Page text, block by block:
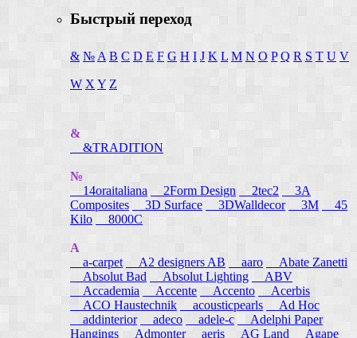
Быстрый переход
& № A B C D E F G H I J K L M N O P Q R S T U V
W X Y Z
&
&TRADITION
№
14oraitaliana
2Form Design 2tec2
3A
Composites
3D Surface 3DWalldecor 3M
45
Kilo
8000C
A
a-carpet
A2 designers AB aaro
Abate Zanetti
Absolut Bad
Absolut Lighting
ABV
Accademia
Accente Accento
Acerbis
ACO Haustechnik
acousticpearls
Ad Hoc
addinterior
adeco adele-c
Adelphi Paper
Hangings Admonter aeris AG Land Agape